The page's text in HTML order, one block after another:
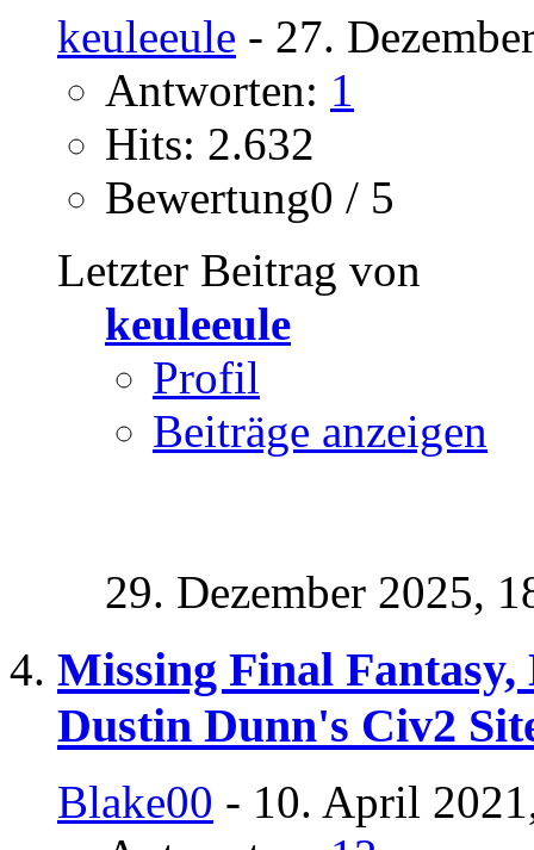
keuleeule - 27.
Antworten: 1
Hits: 2.632
Bewertung0 / 5
Letzter Beitrag von
keuleeule
Profil
Beiträge anzeigen
29. Dezember 2025,
Missing Final
Dustin Dunn's Civ2
Blake00 - 10. April